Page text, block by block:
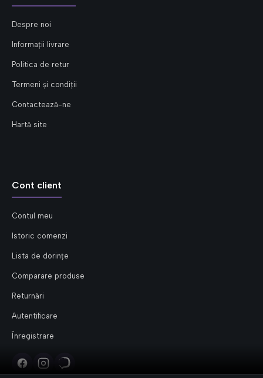
Despre noi
Informații livrare
Politica de retur
Termeni și condiții
Contactează-ne
Hartă site
Cont client
Contul meu
Istoric comenzi
Lista de dorințe
Comparare produse
Returnări
Autentificare
Înregistrare